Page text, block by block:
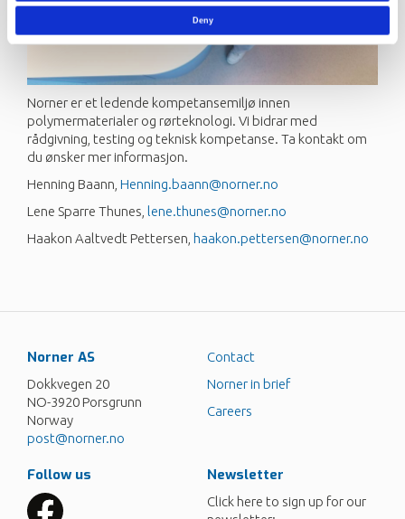
Deny
Norner er et ledende kompetansemiljø innen
polymermaterialer og rørteknologi. Vi bidrar med
rådgivning, testing og teknisk kompetanse. Ta kontakt om
du ønsker mer informasjon.
Henning Baann, Henning.baann@norner.no
Lene Sparre Thunes, lene.thunes@norner.no
Haakon Aaltvedt Pettersen, haakon.pettersen@norner.no
Norner AS
Dokkvegen 20
NO-3920 Porsgrunn
Norway
post@norner.no
Contact
Norner in brief
Careers
Follow us Newsletter
Click here to sign up for our